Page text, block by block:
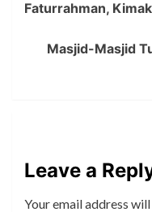
Faturrahman,
Masjid-Masjid
Leave a
Your email address